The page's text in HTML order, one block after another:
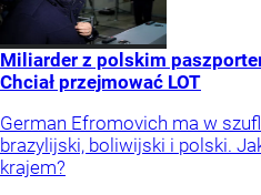
Miliarder z polskim
Chciał przejmować LOT
German Efromovich ma w
brazylijski, boliwijski i polski.
krajem?